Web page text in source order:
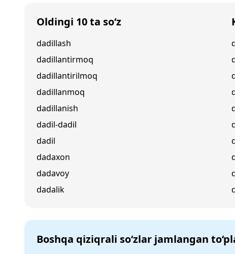
Oldingi 10 ta so‘z
dadillash
dadillantirmoq
dadillantirilmoq
dadillanmoq
dadillanish
dadil-dadil
dadil
dadaxon
dadavoy
dadalik
Boshqa qiziqrali so‘zlar jamlangan